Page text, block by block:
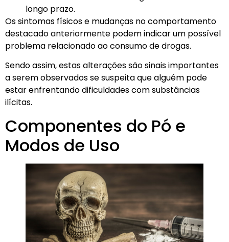
longo prazo.
Os sintomas físicos e mudanças no comportamento
destacado anteriormente podem indicar um possível
problema relacionado ao consumo de drogas.
Sendo assim, estas alterações são sinais importantes
a serem observados se suspeita que alguém pode
estar enfrentando dificuldades com substâncias
ilícitas.
Componentes do Pó e
Modos de Uso